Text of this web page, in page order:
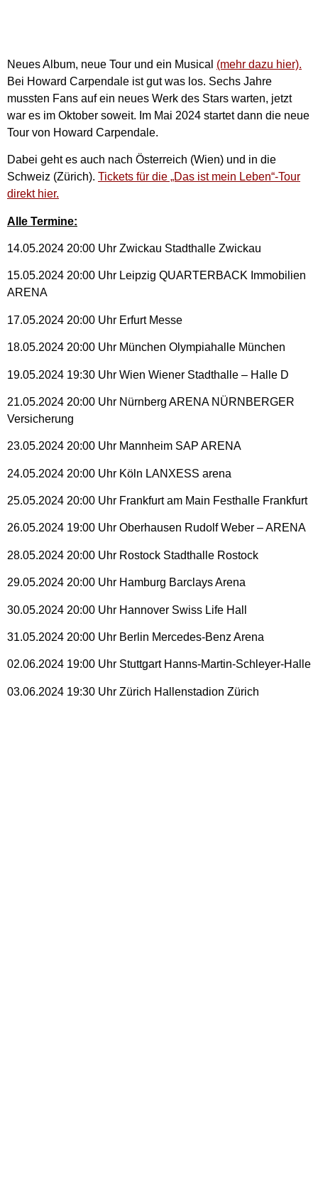
Neues Album, neue Tour und ein Musical (mehr dazu hier).
Bei Howard Carpendale ist gut was los. Sechs Jahre
mussten Fans auf ein neues Werk des Stars warten, jetzt
war es im Oktober soweit. Im Mai 2024 startet dann die neue
Tour von Howard Carpendale.
Dabei geht es auch nach Österreich (Wien) und in die
Schweiz (Zürich). Tickets für die „Das ist mein Leben“-Tour
direkt hier.
Alle Termine:
14.05.2024 20:00 Uhr Zwickau Stadthalle Zwickau
15.05.2024 20:00 Uhr Leipzig QUARTERBACK Immobilien
ARENA
17.05.2024 20:00 Uhr Erfurt Messe
18.05.2024 20:00 Uhr München Olympiahalle München
19.05.2024 19:30 Uhr Wien Wiener Stadthalle – Halle D
21.05.2024 20:00 Uhr Nürnberg ARENA NÜRNBERGER
Versicherung
23.05.2024 20:00 Uhr Mannheim SAP ARENA
24.05.2024 20:00 Uhr Köln LANXESS arena
25.05.2024 20:00 Uhr Frankfurt am Main Festhalle Frankfurt
26.05.2024 19:00 Uhr Oberhausen Rudolf Weber – ARENA
28.05.2024 20:00 Uhr Rostock Stadthalle Rostock
29.05.2024 20:00 Uhr Hamburg Barclays Arena
30.05.2024 20:00 Uhr Hannover Swiss Life Hall
31.05.2024 20:00 Uhr Berlin Mercedes-Benz Arena
02.06.2024 19:00 Uhr Stuttgart Hanns-Martin-Schleyer-Halle
03.06.2024 19:30 Uhr Zürich Hallenstadion Zürich